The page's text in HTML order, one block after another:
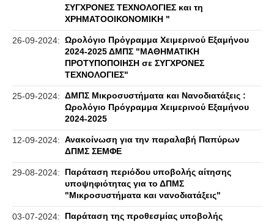
ΣΥΓΧΡΟΝΕΣ ΤΕΧΝΟΛΟΓΙΕΣ και τη
ΧΡΗΜΑΤΟΟΙΚΟΝΟΜΙΚΗ "
26-09-2024: Ωρολόγιο Πρόγραμμα Χειμερινού Εξαμήνου
2024-2025 ΔΜΠΣ "ΜΑΘΗΜΑΤΙΚΗ
ΠΡΟΤΥΠΟΠΟΙΗΣΗ σε ΣΥΓΧΡΟΝΕΣ
ΤΕΧΝΟΛΟΓΙΕΣ"
25-09-2024: ΔΜΠΣ Μικροσυστήματα και Νανοδιατάξεις :
Ωρολόγιο Πρόγραμμα Χειμερινού Εξαμήνου
2024-2025
12-09-2024: Ανακοίνωση για την παραλαβή Παπύρων
ΔΠΜΣ ΣΕΜΦΕ
29-08-2024:
Παράταση περιόδου υποβολής αίτησης
υποψηφιότητας για το ΔΠΜΣ
"Μικροσυστήματα και νανοδιατάξεις"
03-07-2024:
Παράταση της προθεσμίας υποβολής